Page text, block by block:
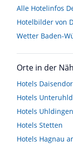
Alle Hotelinfos
Hotelbilder von
Wetter Baden-
Orte in der
Hotels
Hotels
Hotels
Hotels Stetten
Hotels Hagnau